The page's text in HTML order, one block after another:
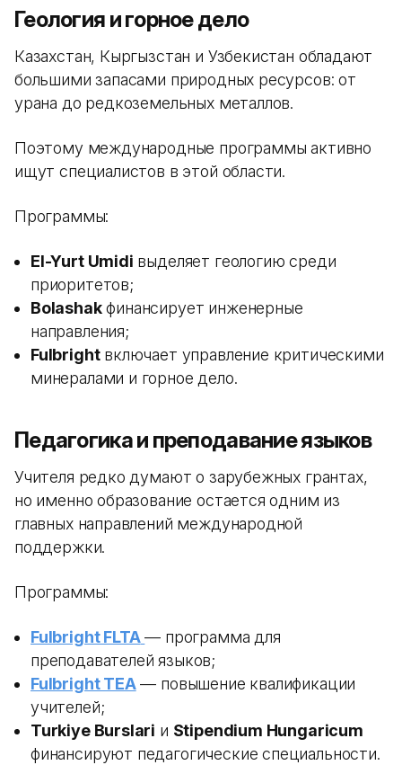
Геология и горное дело
Казахстан, Кыргызстан и Узбекистан обладают
большими запасами природных ресурсов: от
урана до редкоземельных металлов.
Поэтому международные программы активно
ищут специалистов в этой области.
Программы:
El-Yurt Umidi выделяет геологию среди
приоритетов;
Bolashakфинансирует инженерные
направления;
Fulbrightвключает управление критическими
минералами и горное дело.
Педагогика и преподавание языков
Учителя редко думают о зарубежных грантах,
но именно образование остается одним из
главных направлений международной
поддержки.
Программы:
Fulbright FLTA — программа для
преподавателей языков;
Fulbright TEA— повышение квалификации
учителей;
Turkiye Burslari и Stipendium Hungaricum
финансируют педагогические специальности.